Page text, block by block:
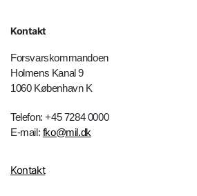
Kontakt
Forsvarskommandoen
Holmens Kanal 9
1060 København K
Telefon: +45 7284 0000
E-mail: fko@mil.dk
Kontakt